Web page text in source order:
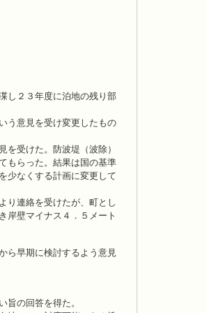
し２３年度に泊地の残り部
う意見を受け変更したもの
受けた。防波堤（波除）
もらった。結果は国の基準
少なくする計画に変更して
り連絡を受けたが、町とし
岸壁マイナス４．５メート
ら早期に検討するよう意見
旨の回答を得た。